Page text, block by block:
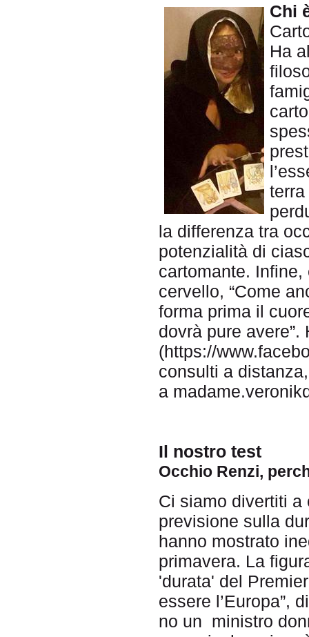
Chi
Ha
la differenza tra
potenzialità di
cartomante.
cervello, “Come
forma prima il
dovrà pure
(https://
consulti a
a
Il nostro test
Occhio Renzi,
Ci siamo divertiti a
previsione sulla
hanno mostrato
primavera. La
'durata' del
essere l’Europa”,
no un ministro